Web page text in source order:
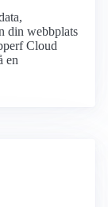
din webbplats
Cloud
en